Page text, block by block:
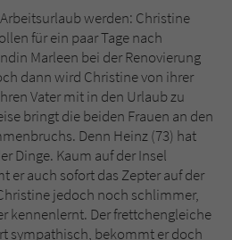
werden: Christine
für ein paar Tage nach
Marleen bei der Renovierung
dann wird Christine von ihrer
Vater mit in den Urlaub zu
bringt die beiden Frauen an den
Denn Heinz (73) hat
Dinge. Kaum auf der Insel
er auch sofort das Zepter auf der
jedoch noch schlimmer,
kennenlernt. Der frettchengleiche
sympathisch, bekommt er doch
Kommentare einzelner Buchtitel
Medien GmbH & Co. KG
gewährleistet die